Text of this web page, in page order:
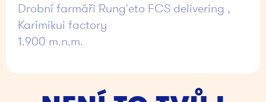
Drobní farmáři Rung'eto FCS delivering ,
Karimikui factory
1.900 m.n.m.